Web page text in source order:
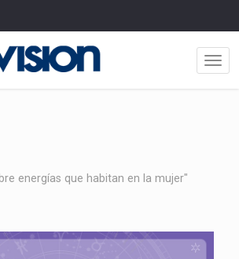
energías que habitan en la mujer"